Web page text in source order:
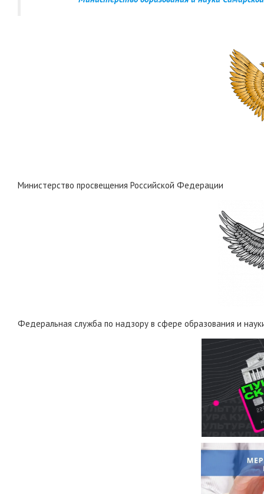
Министерство просвещения Российской Федерации
Федеральная служба по надзору в сфере образования и